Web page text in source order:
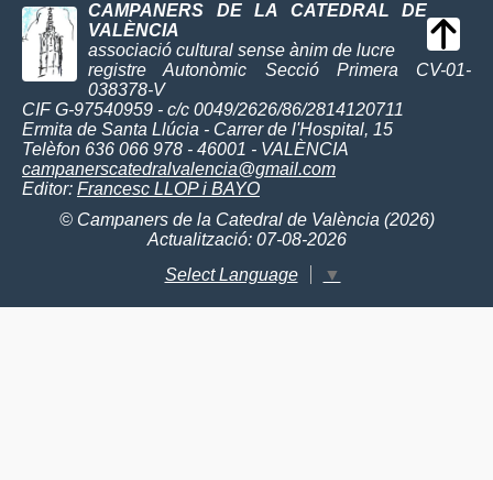
CAMPANERS DE LA CATEDRAL DE
VALÈNCIA
associació cultural sense ànim de lucre
registre Autonòmic Secció Primera CV-01-
038378-V
CIF G-97540959 - c/c 0049/2626/86/2814120711
Ermita de Santa Llúcia - Carrer de l'Hospital, 15
Telèfon 636 066 978 - 46001 - VALÈNCIA
campanerscatedralvalencia@gmail.com
Editor: Francesc LLOP i BAYO
© Campaners de la Catedral de València (2026)
Actualització: 07-08-2026
Select Language
▼